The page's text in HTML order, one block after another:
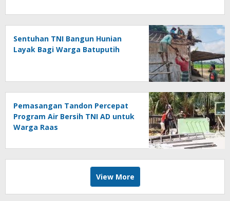
Sentuhan TNI Bangun Hunian
Layak Bagi Warga Batuputih
Pemasangan Tandon Percepat
Program Air Bersih TNI AD untuk
Warga Raas
View More